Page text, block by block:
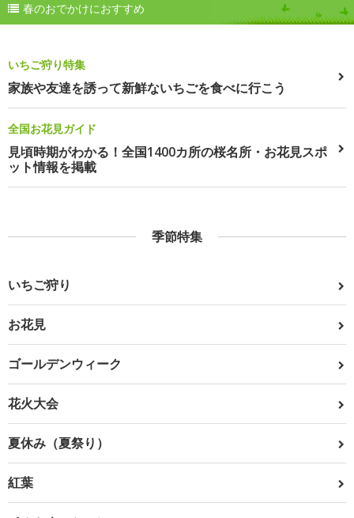
春のおでかけにおすすめ
いちご狩り特集
家族や友達を誘って新鮮ないちごを食べに行こう
全国お花見ガイド
見頃時期がわかる！全国1400カ所の桜名所・お花見スポ
ット情報を掲載
季節特集
いちご狩り
お花見
ゴールデンウィーク
花火大会
夏休み（夏祭り）
紅葉